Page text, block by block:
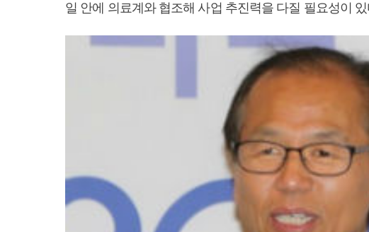
일 안에 의료계와 협조해 사업 추진력을 다질 필요성이